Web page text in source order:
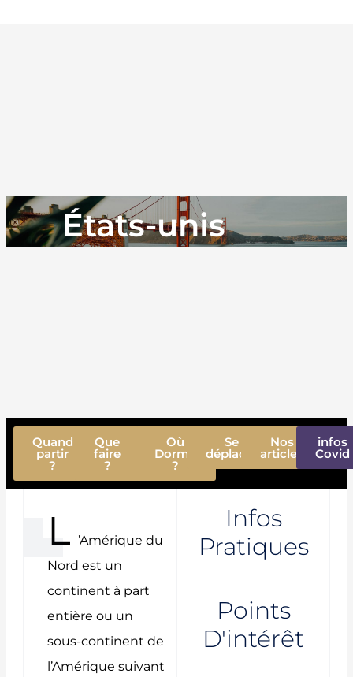
États-unis
Quand
partir
?
Que
faire
?
Où
Dormir
?
Se
déplacer
Nos
articles
infos
Covid
L
’Amérique du
Nord est un
continent à part
entière ou un
sous-continent de
l’Amérique suivant
Infos
Pratiques
Points
D'intérêt